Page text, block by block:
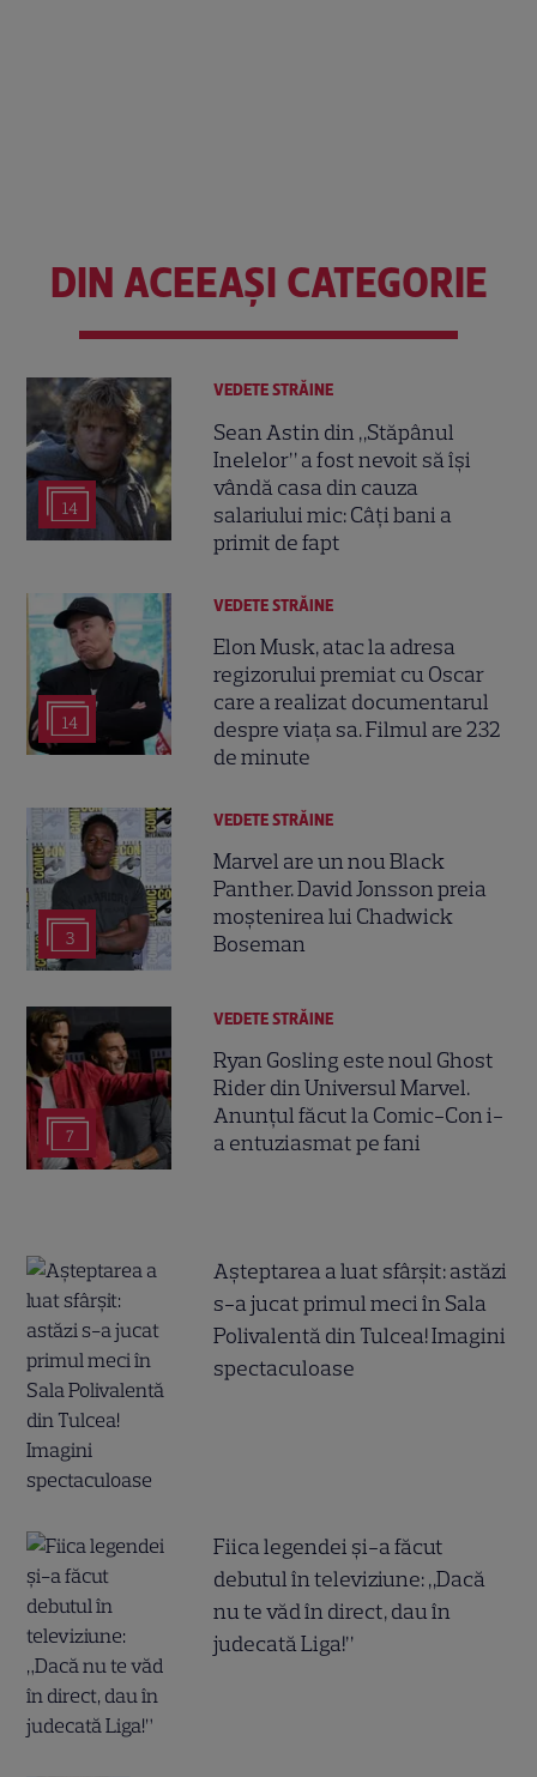
DIN ACEEAȘI CATEGORIE
14
VEDETE STRĂINE
Sean Astin din „Stăpânul
Inelelor” a fost nevoit să își
vândă casa din cauza
salariului mic: Câți bani a
primit de fapt
14
VEDETE STRĂINE
Elon Musk, atac la adresa
regizorului premiat cu Oscar
care a realizat documentarul
despre viața sa. Filmul are 232
de minute
3
VEDETE STRĂINE
Marvel are un nou Black
Panther. David Jonsson preia
moștenirea lui Chadwick
Boseman
7
VEDETE STRĂINE
Ryan Gosling este noul Ghost
Rider din Universul Marvel.
Anunțul făcut la Comic-Con i-
a entuziasmat pe fani
Așteptarea a luat sfârșit: astăzi
s-a jucat primul meci în Sala
Polivalentă din Tulcea! Imagini
spectaculoase
Fiica legendei și-a făcut
debutul în televiziune: „Dacă
nu te văd în direct, dau în
judecată Liga!”